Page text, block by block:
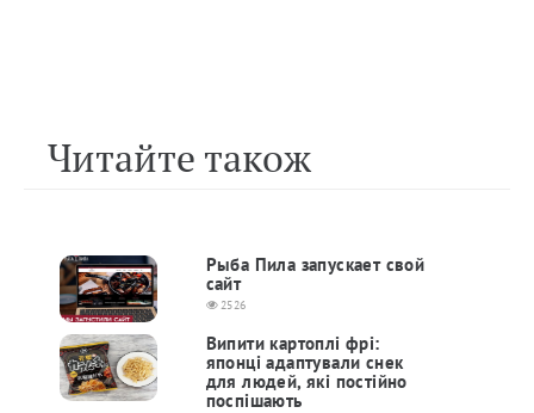
Читайте також
Рыба Пила запускает свой
сайт
2526
Випити картоплі фрі:
японці адаптували снек
для людей, які постійно
поспішають